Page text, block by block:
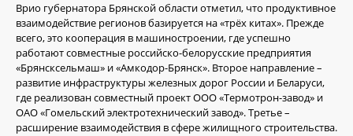
Врио губернатора Брянской области отметил, что продуктивное
взаимодействие регионов базируется на «трёх китах». Прежде
всего, это кооперация в машиностроении, где успешно
работают совместные российско-белорусские предприятия
«Брянсксельмаш» и «Амкодор-Брянск». Второе направление –
развитие инфраструктуры железных дорог России и Беларуси,
где реализован совместный проект ООО «Термотрон-завод» и
ОАО «Гомельский электротехнический завод». Третье –
расширение взаимодействия в сфере жилищного строительства.